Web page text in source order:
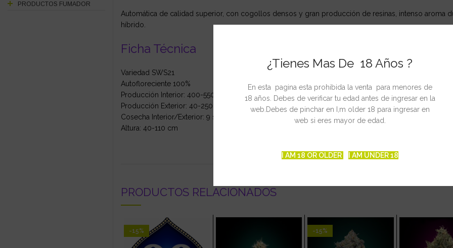
¿Tienes Mas De 18 Años ?
En esta pagina esta prohibida la venta para menores de
18 años. Debes de verificar tu edad antes de ingresar en la
web.Debes de pinchar en I,m older 18 para ingresar en
web si eres mayor de edad.
I AM 18 OR OLDER I AM UNDER 18
Automática de calidad superior, con cogollos densos y gran producción de resinas, intenso aroma
híbrido.
Ficha Técnica
Variedad SWS21
Autofloreciente 100%
Producción Interior: 400-550 g/m2
Producción Exterior: 40-250 g/planta
Cosecha Interior/Exterior: 9 semanas desde la germinación
Altura: 40-110 cm
PRODUCTOS RELACIONADOS
-15% -15%
PRODUCTOS FUMADOR